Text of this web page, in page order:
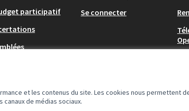
et les contenus du site. Les cookies nous permettent
de médias sociaux.
participatif
Se connecter